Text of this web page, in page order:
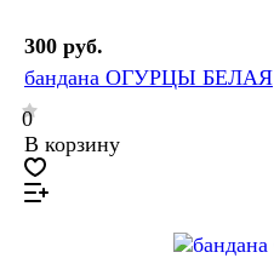
300 руб.
бандана ОГУРЦЫ БЕЛАЯ
0
В корзину